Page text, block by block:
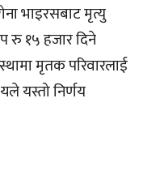
भाइरसबाट मृत्यु
रु १५ हजार दिने
मृतक परिवारलाई
यस्तो निर्णय